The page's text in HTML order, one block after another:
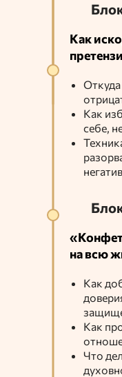
Как
себе,
Как
Как
Как
Что
на всю